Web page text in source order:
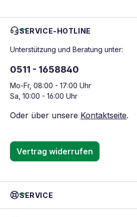
SERVICE-HOTLINE
Unterstützung und Beratung unter:
0511 - 1658840
Mo-Fr, 08:00 - 17:00 Uhr
Sa, 10:00 - 16:00 Uhr
Oder über unsere Kontaktseite.
Vertrag widerrufen
SERVICE